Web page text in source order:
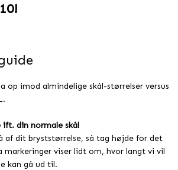
op imod almindelige skål-størrelser versus
ift. din normale skål
af dit bryststørrelse, så tag højde for det
markeringer viser lidt om, hvor langt vi vil
kan gå ud til.